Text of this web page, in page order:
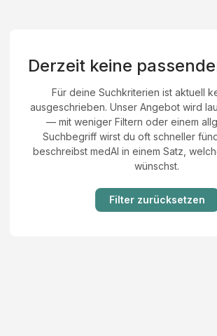
Derzeit keine
Für deine Suchkriterien ist aktuell
ausgeschrieben. Unser Angebot wird
— mit weniger Filtern oder einem
Suchbegriff wirst du oft schneller
beschreibst medAI in einem Satz,
wünschst.
Filter zurücksetzen